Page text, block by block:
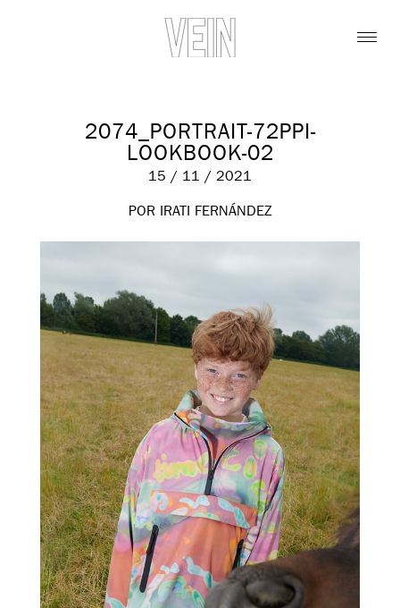
2074_PORTRAIT-72PPI-
LOOKBOOK-02
15 / 11 / 2021
POR IRATI FERNÁNDEZ